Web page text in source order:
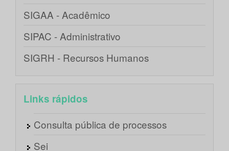
SIGAA - Acadêmico
SIPAC - Administrativo
SIGRH - Recursos Humanos
Links rápidos
Consulta pública de processos
Sei